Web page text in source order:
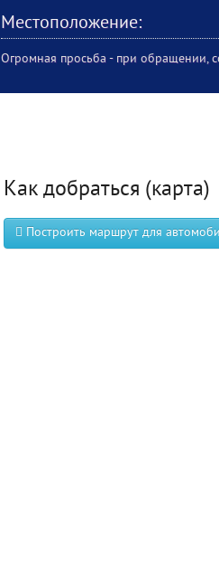
Местоположение:
Огромная просьба - при обращении,
Как добраться (карта)
Построить маршрут для